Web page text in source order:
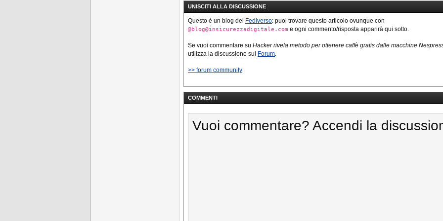
UNISCITI ALLA DISCUSSIONE
Questo è un blog del Fediverso: puoi trovare questo articolo ovunque con
@blog@insicurezzadigitale.com e ogni commento/risposta apparirà qui sotto.
Se vuoi commentare su Hacker rivela metodo per ottenere caffè gratis dalle macchine
utilizza la discussione sul Forum.
>> forum community
COMMENTI
Vuoi commentare? Accendi la